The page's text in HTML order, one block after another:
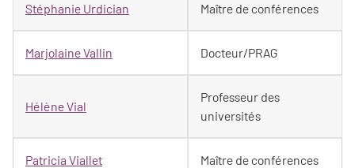
Stéphanie Urdician Maître de conférences
Marjolaine Vallin Docteur/PRAG
Hélène Vial
Professeur des
universités
Patricia Viallet Maître de conférences